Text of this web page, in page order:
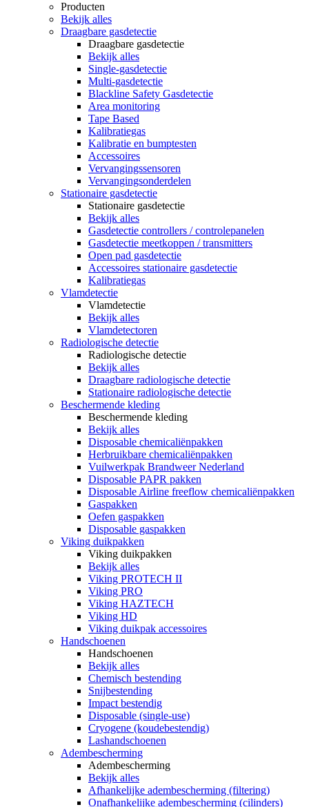
Producten
Bekijk alles
Draagbare gasdetectie
Draagbare gasdetectie
Bekijk alles
Single-gasdetectie
Multi-gasdetectie
Blackline Safety Gasdetectie
Area monitoring
Tape Based
Kalibratiegas
Kalibratie en bumptesten
Accessoires
Vervangingssensoren
Vervangingsonderdelen
Stationaire gasdetectie
Stationaire gasdetectie
Bekijk alles
Gasdetectie controllers / controlepanelen
Gasdetectie meetkoppen / transmitters
Open pad gasdetectie
Accessoires stationaire gasdetectie
Kalibratiegas
Vlamdetectie
Vlamdetectie
Bekijk alles
Vlamdetectoren
Radiologische detectie
Radiologische detectie
Bekijk alles
Draagbare radiologische detectie
Stationaire radiologische detectie
Beschermende kleding
Beschermende kleding
Bekijk alles
Disposable chemicaliënpakken
Herbruikbare chemicaliënpakken
Vuilwerkpak Brandweer Nederland
Disposable PAPR pakken
Disposable Airline freeflow chemicaliënpakken
Gaspakken
Oefen gaspakken
Disposable gaspakken
Viking duikpakken
Viking duikpakken
Bekijk alles
Viking PROTECH II
Viking PRO
Viking HAZTECH
Viking HD
Viking duikpak accessoires
Handschoenen
Handschoenen
Bekijk alles
Chemisch bestending
Snijbestending
Impact bestendig
Disposable (single-use)
Cryogene (koudebestendig)
Lashandschoenen
Adembescherming
Adembescherming
Bekijk alles
Afhankelijke adembescherming (filtering)
Onafhankelijke adembescherming (cilinders)